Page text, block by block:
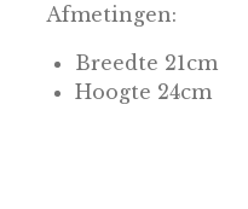
Afmetingen:
Breedte 21cm
Hoogte 24cm